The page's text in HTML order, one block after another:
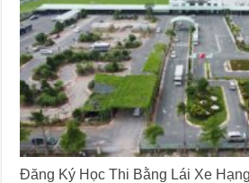
Đăng Ký Học Thi Bằng Lái Xe